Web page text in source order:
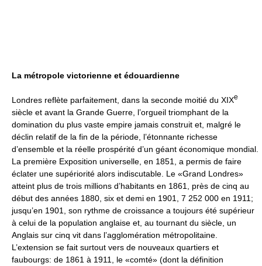
La métropole victorienne et édouardienne
Londres reflète parfaitement, dans la seconde moitié du XIXe
siècle et avant la Grande Guerre, l’orgueil triomphant de la
domination du plus vaste empire jamais construit et, malgré le
déclin relatif de la fin de la période, l’étonnante richesse
d’ensemble et la réelle prospérité d’un géant économique mondial.
La première Exposition universelle, en 1851, a permis de faire
éclater une supériorité alors indiscutable. Le «Grand Londres»
atteint plus de trois millions d’habitants en 1861, près de cinq au
début des années 1880, six et demi en 1901, 7 252 000 en 1911;
jusqu’en 1901, son rythme de croissance a toujours été supérieur
à celui de la population anglaise et, au tournant du siècle, un
Anglais sur cinq vit dans l’agglomération métropolitaine.
L’extension se fait surtout vers de nouveaux quartiers et
faubourgs: de 1861 à 1911, le «comté» (dont la définition